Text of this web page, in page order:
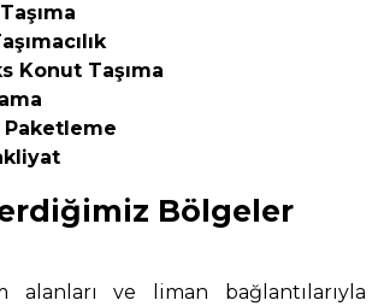
Konut Taşıma
Bölgeler
alanları ve liman bağlantılarıyla